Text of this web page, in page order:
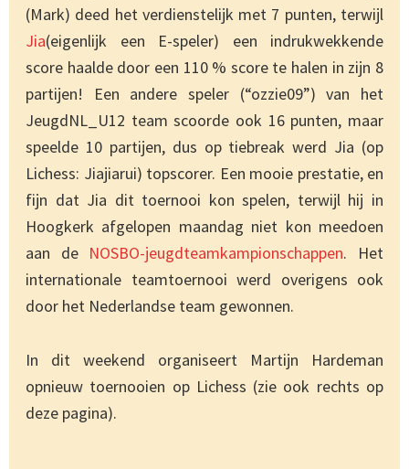
(Mark) deed het verdienstelijk met 7 punten, terwijl
Jia(eigenlijk een E-speler) een indrukwekkende
score haalde door een 110 % score te halen in zijn 8
partijen! Een andere speler (“ozzie09”) van het
JeugdNL_U12 team scoorde ook 16 punten, maar
speelde 10 partijen, dus op tiebreak werd Jia (op
Lichess: Jiajiarui) topscorer. Een mooie prestatie, en
fijn dat Jia dit toernooi kon spelen, terwijl hij in
Hoogkerk afgelopen maandag niet kon meedoen
aan de NOSBO-jeugdteamkampionschappen. Het
internationale teamtoernooi werd overigens ook
door het Nederlandse team gewonnen.
In dit weekend organiseert Martijn Hardeman
opnieuw toernooien op Lichess (zie ook rechts op
deze pagina).